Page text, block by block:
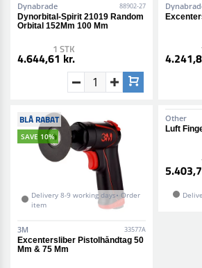
Dynabrade 88902-27
Dynorbital-Spirit 21019 Random
Orbital 152Mm 100 Mm
1 STK
4.644,61 kr.
BLÅ RABAT
SAVE 10%
Delivery 8-9 working days• Order
item
3M 33577A
Excentersliber Pistolhåndtag 50
Mm & 75 Mm
Other
Luft